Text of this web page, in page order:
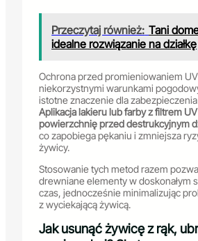
Przeczytaj również: Tani
idealne rozwiązanie na działkę
Ochrona przed promieniowaniem
niekorzystnymi warunkami
istotne znaczenie dla
Aplikacja lakieru lub farby z filtrem UV
powierzchnię przed destrukcyjnym
co zapobiega pękaniu i zmniejsza
żywicy.
Stosowanie tych metod razem
drewniane elementy w doskonałym
czas, jednocześnie minimalizując
z wyciekającą żywicą.
Jak usunąć żywicę z rąk,